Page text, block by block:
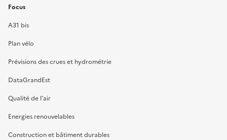
Focus
A31 bis
Plan vélo
Prévisions des crues et hydrométrie
DataGrandEst
Qualité de l’air
Energies renouvelables
Construction et bâtiment durables